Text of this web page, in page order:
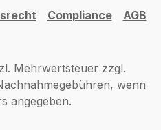
Compliance AGB
Mehrwertsteuer zzgl.
wenn
angegeben.